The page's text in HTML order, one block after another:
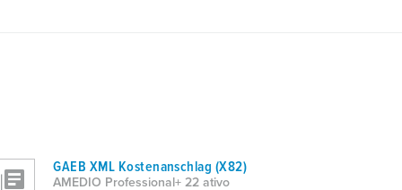
GAEB XML Kostenanschlag (X82)
AMEDIO Professional+ 22 ativo